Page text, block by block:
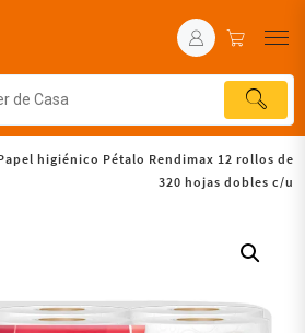
higiénico Pétalo Rendimax 12 rollos de
320 hojas dobles c/u